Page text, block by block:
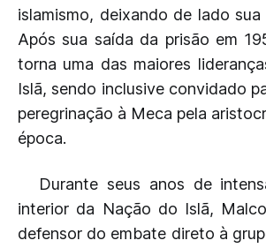
islamismo, deixando de lado sua
Após sua saída da prisão em
torna uma das maiores
Islã, sendo inclusive convidado
peregrinação à Meca pela
época.
Durante seus anos de
interior da Nação do Islã,
defensor do embate direto à